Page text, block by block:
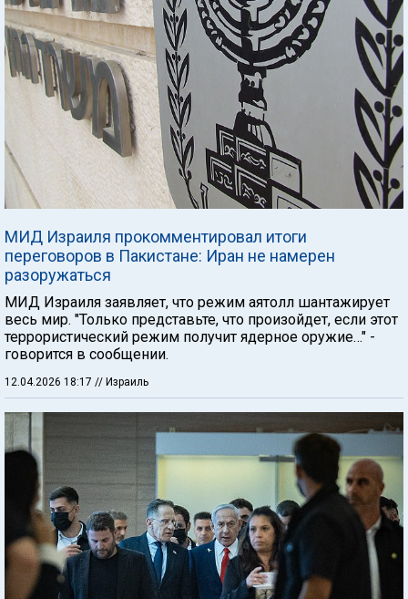
МИД Израиля прокомментировал итоги
переговоров в Пакистане: Иран не намерен
разоружаться
МИД Израиля заявляет, что режим аятолл шантажирует
весь мир. "Только представьте, что произойдет, если этот
террористический режим получит ядерное оружие…" -
говорится в сообщении.
12.04.2026 18:17 // Израиль